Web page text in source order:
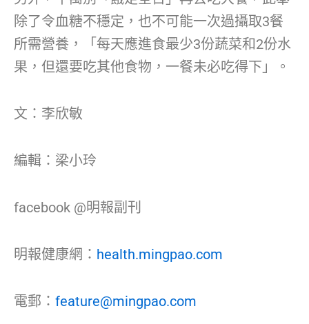
除了令血糖不穩定，也不可能一次過攝取3餐
所需營養，「每天應進食最少3份蔬菜和2份水
果，但還要吃其他食物，一餐未必吃得下」。
文：李欣敏
編輯：梁小玲
facebook @明報副刊
明報健康網： health.mingpao.com
電郵： feature@mingpao.com